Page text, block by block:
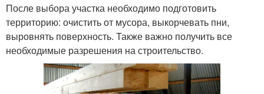
После выбора участка необходимо подготовить
территорию: очистить от мусора, выкорчевать пни,
выровнять поверхность. Также важно получить все
необходимые разрешения на строительство.